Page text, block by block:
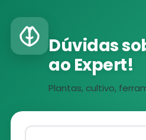
Dúvidas
ao Expert!
Plantas, cultivo,